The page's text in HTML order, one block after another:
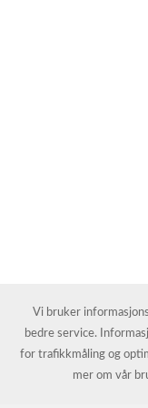
Vi bruker
bedre service.
for trafikkmåling og
mer om vår